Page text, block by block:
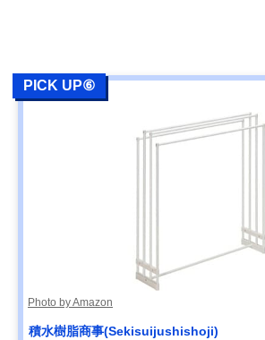
PICK UP⑥
Photo by Amazon
積水樹脂商事(Sekisuijushishoji)